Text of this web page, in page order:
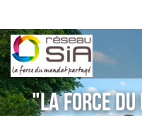
"La Force